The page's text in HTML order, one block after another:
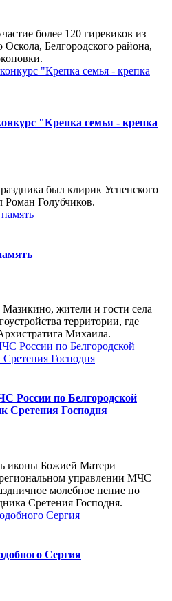
более 120 гиревиков из
Белгородского района,
"Крепка семья - крепка
был клирик Успенского
Роман Голубчиков.
Мазикино, жители и гости села
территории, где
Михаила.
России по Белгородской
Сретения Господня
иконы Божией Матери
управлении МЧС
молебное пение по
Сретения Господня.
Сергия